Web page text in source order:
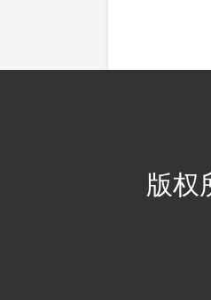
版权